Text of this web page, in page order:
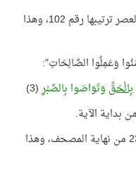
إذا بدأت العدّ من سورة البقرة فإن سورة العصر ترتيبها رقم 102، وهذا
بِالْحَقِّ وَتَوَاصَوا بِالصَّبْرِ(3)
كلمة "بِالْحَقِّ" في هذه الآية ترتيبها رقم 238 من نهاية المصحف، وهذا